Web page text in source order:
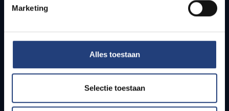
Marketing
Alles toestaan
Selectie toestaan
Students
PhD students
Teachers and secondary schools